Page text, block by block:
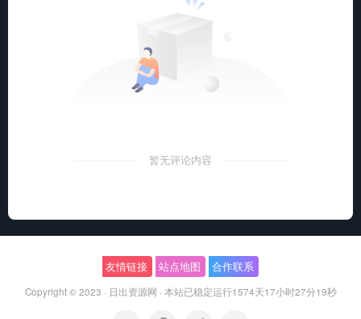
暂无评论内容
友情链接 站点地图 合作联系
Copyright © 2023 · 日出资源网 · 本站已稳定运行1574天17小时27分20秒